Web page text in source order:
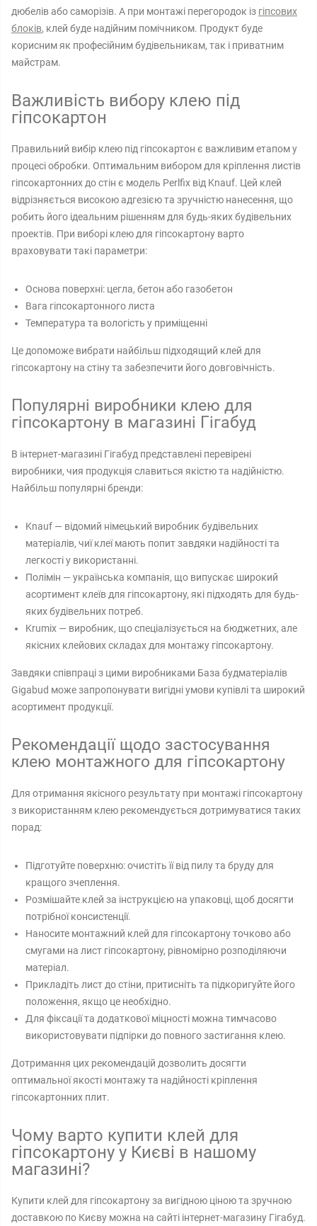
дюбелів або саморізів. А при монтажі перегородок із гіпсових
блоків, клей буде надійним помічником. Продукт буде
корисним як професійним будівельникам, так і приватним
майстрам.
Важливість вибору клею під
гіпсокартон
Правильний вибір клею під гіпсокартон є важливим етапом у
процесі обробки. Оптимальним вибором для кріплення листів
гіпсокартонних до стін є модель Perlfix від Knauf. Цей клей
відрізняється високою адгезією та зручністю нанесення, що
робить його ідеальним рішенням для будь-яких будівельних
проектів. При виборі клею для гіпсокартону варто
враховувати такі параметри:
Основа поверхні: цегла, бетон або газобетон
Вага гіпсокартонного листа
Температура та вологість у приміщенні
Це допоможе вибрати найбільш підходящий клей для
гіпсокартону на стіну та забезпечити його довговічність.
Популярні виробники клею для
гіпсокартону в магазині Гігабуд
В інтернет-магазині Гігабуд представлені перевірені
виробники, чия продукція славиться якістю та надійністю.
Найбільш популярні бренди:
Knauf — відомий німецький виробник будівельних
матеріалів, чиї клеї мають попит завдяки надійності та
легкості у використанні.
Полімін — українська компанія, що випускає широкий
асортимент клеїв для гіпсокартону, які підходять для будь-
яких будівельних потреб.
Krumix — виробник, що спеціалізується на бюджетних, але
якісних клейових складах для монтажу гіпсокартону.
Завдяки співпраці з цими виробниками База будматеріалів
Gigabud може запропонувати вигідні умови купівлі та широкий
асортимент продукції.
Рекомендації щодо застосування
клею монтажного для гіпсокартону
Для отримання якісного результату при монтажі гіпсокартону
з використанням клею рекомендується дотримуватися таких
порад:
Підготуйте поверхню: очистіть її від пилу та бруду для
кращого зчеплення.
Розмішайте клей за інструкцією на упаковці, щоб досягти
потрібної консистенції.
Наносите монтажний клей для гіпсокартону точково або
смугами на лист гіпсокартону, рівномірно розподіляючи
матеріал.
Прикладіть лист до стіни, притисніть та підкоригуйте його
положення, якщо це необхідно.
Для фіксації та додаткової міцності можна тимчасово
використовувати підпірки до повного застигання клею.
Дотримання цих рекомендацій дозволить досягти
оптимальної якості монтажу та надійності кріплення
гіпсокартонних плит.
Чому варто купити клей для
гіпсокартону у Києві в нашому
магазині?
Купити клей для гіпсокартону за вигідною ціною та зручною
доставкою по Києву можна на сайті інтернет-магазину Гігабуд.